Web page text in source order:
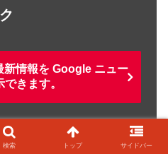
新情報を Google ニュー
できます。
検索 トップ サイドバー